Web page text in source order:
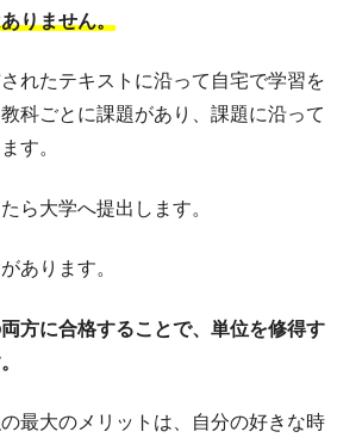
りません。
れたテキストに沿って自宅で学習を
科ごとに課題があり、課題に沿って
す。
ら大学へ提出します。
あります。
方に合格することで、単位を修得す
最大のメリットは、自分の好きな時